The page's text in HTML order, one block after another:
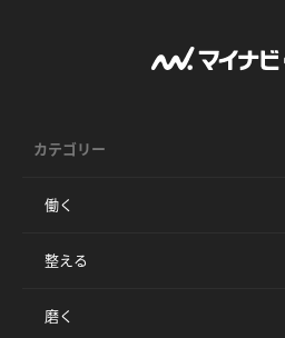
カテゴリー
働く
整える
磨く